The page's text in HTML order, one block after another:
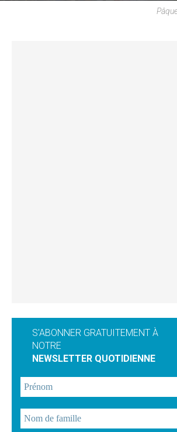
S'ABONNER GRATUITEMENT À
NOTRE
NEWSLETTER QUOTIDIENNE